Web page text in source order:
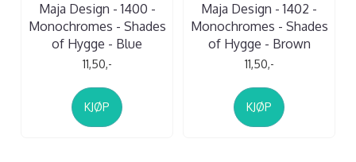
Maja Design - 1400 -
Monochromes - Shades
of Hygge - Blue
11,50,-
KJØP
Maja Design - 1402 -
Monochromes - Shades
of Hygge - Brown
11,50,-
KJØP